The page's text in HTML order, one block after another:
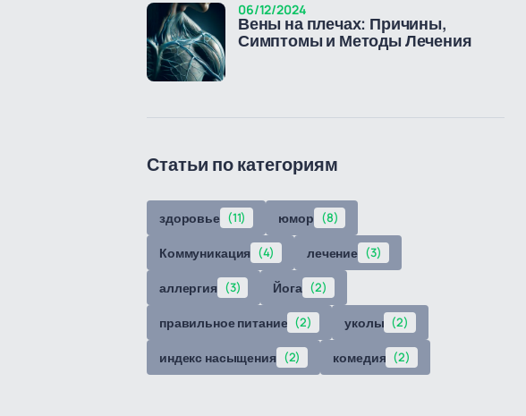
Вены на плечах: Причины,
Симптомы и Методы Лечения
06/12/2024
Статьи по категориям
здоровье (11) юмор (8)
Коммуникация (4) лечение (3)
аллергия (3) Йога (2)
правильное питание (2) уколы (2)
индекс насыщения (2) комедия (2)